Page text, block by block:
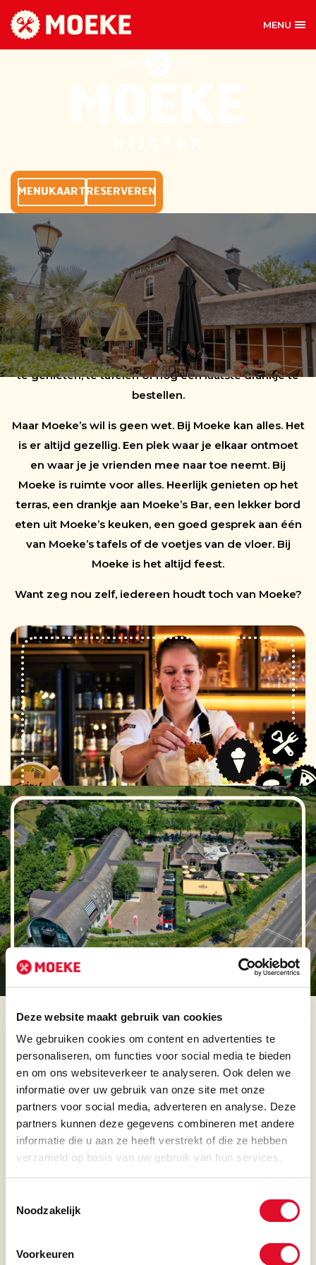
Deze website maakt gebruik van cookies
We gebruiken cookies om content en advertenties te
personaliseren, om functies voor social media te bieden
en om ons websiteverkeer te analyseren. Ook delen we
informatie over uw gebruik van onze site met onze
partners voor social media, adverteren en analyse. Deze
partners kunnen deze gegevens combineren met andere
informatie die u aan ze heeft verstrekt of die ze hebben
verzameld op basis van uw gebruik van hun services.
Noodzakelijk
Voorkeuren
MENU
MENUKAART RESERVEREN
BIJ MOEKE MAG ALLES
Iedereen komt graag bij Moeke over de vloer. Voor
een kop koffie, een broodje of om ’s avonds lekker
aan te schuiven voor het eten. Moeke zorgt voor de
hapjes en de drankjes. En natuurlijk een gezellige
sfeer. ‘Ik zit even bij Moeke’ is dan ook het mooiste
excuus om het wat later te maken. Om net iets langer
te genieten, te tafelen of nog een laatste drankje te
bestellen.
Maar Moeke’s wil is geen wet. Bij Moeke kan alles. Het
is er altijd gezellig. Een plek waar je elkaar ontmoet
en waar je je vrienden mee naar toe neemt. Bij
Moeke is ruimte voor alles. Heerlijk genieten op het
terras, een drankje aan Moeke’s Bar, een lekker bord
eten uit Moeke’s keuken, een goed gesprek aan één
van Moeke’s tafels of de voetjes van de vloer. Bij
Moeke is het altijd feest.
Want zeg nou zelf, iedereen houdt toch van Moeke?
LEKKER SLAPENBIJ MOEKE
Tegenover Moeke ligt Hotel de Roode Schuur, een 4-
sterrenhotel met 60 kamers. Een luxe hotel met een
gemoedelijke sfeer. Heerlijk om na een lange dag
van vergaderen of feesten neer te ploffen.
LUNCHKAART
LUNCH DINER KINDBORRELKAARTALLERGENEN
Sporen van Gluten
LUNCHKAART
BURGERS
Burger van Waards rund met Cheddar, spek, spiegelei, sla,
tomaat, augurk, rode ui en Moeke’s burgersaus
19.90
Plantaardige burger met uienringen, sla, tomaat, augurk,
rode ui en truffelmayonaise
18.90